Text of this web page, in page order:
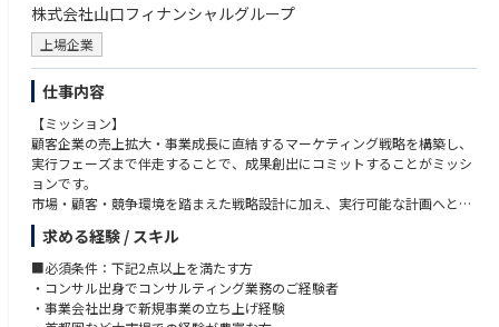
株式会社山口フィナンシャルグループ
上場企業
仕事内容
【ミッション】
顧客企業の売上拡大・事業成長に直結するマーケティング戦略を構築し、
実行フェーズまで伴走することで、成果創出にコミットすることがミッシ
ョンです。
市場・顧客・競争環境を踏まえた戦略設計に加え、実行可能な計画へと落
とし込み、組織や体制を含めた実装支援を行うことで、持続的な成長を実
現します。また、プロジェクトを通じた若手人材の育成や組織能力の底上
げにも関与いただきます。
【業務内容】
顧客企業の売上拡大・事業成長を目的として、マーケティング戦略の構築
求める経験 / スキル
■必須条件：下記2点以上を満たす方
・コンサル出身でコンサルティング業務のご経験者
・事業会社出身で新規事業の立ち上げ経験